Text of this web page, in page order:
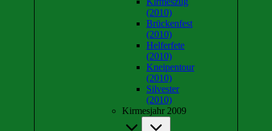
(2010)
Brückenfest
(2010)
Helferfete
(2010)
Kneipentour
(2010)
Silvester
(2010)
Kirmesjahr 2009